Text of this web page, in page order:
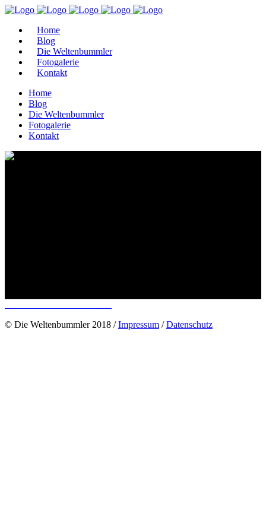
Home
Blog
Die Weltenbummler
Fotogalerie
Kontakt
Home
Blog
Die Weltenbummler
Fotogalerie
Kontakt
© Die Weltenbummler 2018 /Impressum /Datenschutz